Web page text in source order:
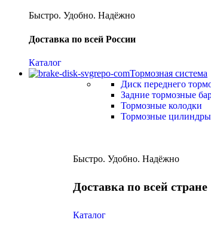
Быстро. Удобно. Надёжно
Доставка по всей России
Каталог
Тормозная система
Диск переднего
Задние тормозные
Тормозные колодки
Тормозные цилиндры
Быстро. Удобно. Надёжно
Доставка по всей стране
Каталог